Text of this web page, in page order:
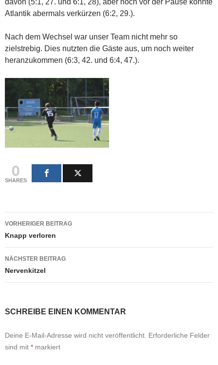
davon (5:1, 27. und 6:1, 28), aber noch vor der Pause konnte
Atlantik abermals verkürzen (6:2, 29.).
Nach dem Wechsel war unser Team nicht mehr so
zielstrebig. Dies nutzten die Gäste aus, um noch weiter
heranzukommen (6:3, 42. und 6:4, 47.).
0
SHARES
Beitragsnavigation
VORHERIGER BEITRAG
Knapp verloren
NÄCHSTER BEITRAG
Nervenkitzel
SCHREIBE EINEN KOMMENTAR
Deine E-Mail-Adresse wird nicht veröffentlicht. Erforderliche Felder
sind mit * markiert